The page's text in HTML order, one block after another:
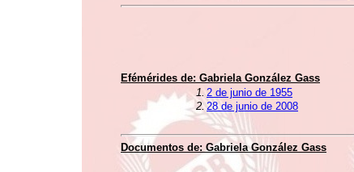
Efémérides de: Gabriela González Gass
1. 2 de junio de 1955
2. 28 de junio de 2008
Documentos de: Gabriela González Gass